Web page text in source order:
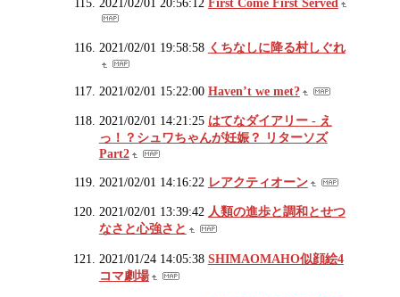
2021/02/01 20:56:12 First Come First Served
2021/02/01 19:58:58 くちなしに降る村しぐれ
2021/02/01 15:22:00 Haven’t we met?
2021/02/01 14:21:25 はてなダイアリー - え
っ！？シュワちゃんが妊娠？ リターソズ
Part2
2021/02/01 14:16:22 レアクティオーン
2021/02/01 13:39:42 人類の進歩と調和とせつ
なさと心強さと
2021/01/24 14:05:38 SHIMAOMAHO似顔絵4
コマ劇場